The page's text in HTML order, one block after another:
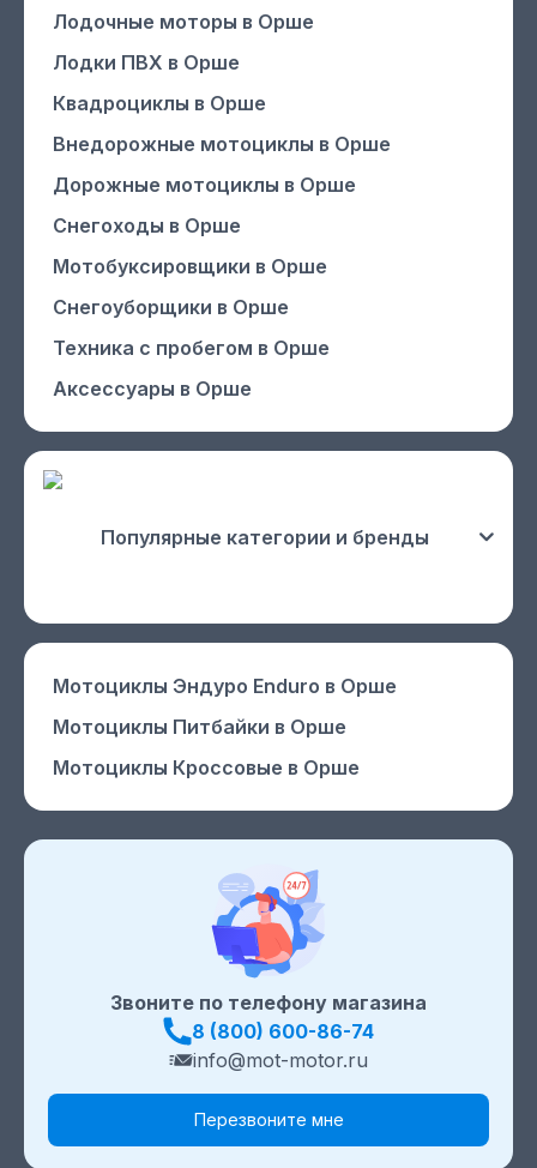
Звоните по телефону магазина
8 (800) 600-86-74
info@mot-motor.ru
Перезвоните мне
Лодочные моторы в Орше
Лодки ПВХ в Орше
Квадроциклы в Орше
Внедорожные мотоциклы в Орше
Дорожные мотоциклы в Орше
Снегоходы в Орше
Мотобуксировщики в Орше
Снегоуборщики в Орше
Техника с пробегом в Орше
Аксессуары в Орше
Популярные категории и бренды
Мотоциклы Эндуро Enduro в Орше
Мотоциклы Питбайки в Орше
Мотоциклы Кроссовые в Орше